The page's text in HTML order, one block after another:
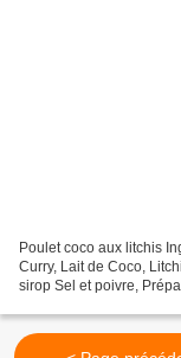
Poulet coco aux litchis
Curry, Lait de Coco,
sirop Sel et poivre,